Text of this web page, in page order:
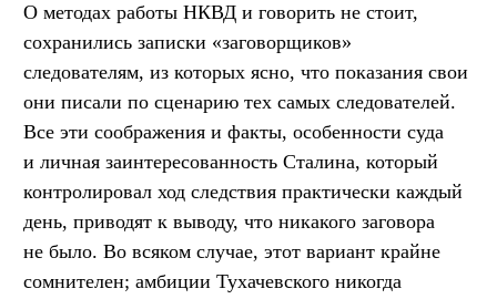
О методах работы НКВД и говорить не стоит,
сохранились записки «заговорщиков»
следователям, из которых ясно, что показания свои
они писали по сценарию тех самых следователей.
Все эти соображения и факты, особенности суда
и личная заинтересованность Сталина, который
контролировал ход следствия практически каждый
день, приводят к выводу, что никакого заговора
не было. Во всяком случае, этот вариант крайне
сомнителен; амбиции Тухачевского никогда